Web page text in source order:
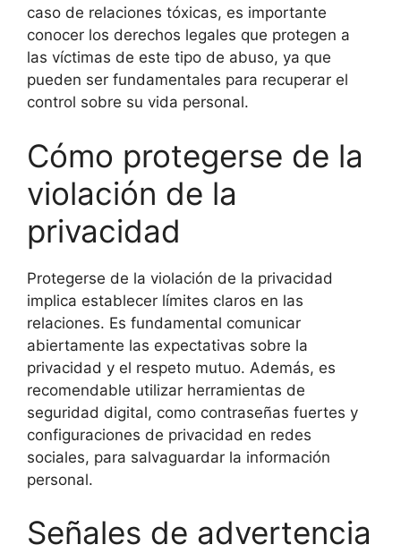
caso de relaciones tóxicas, es importante
conocer los derechos legales que protegen a
las víctimas de este tipo de abuso, ya que
pueden ser fundamentales para recuperar el
control sobre su vida personal.
Cómo protegerse de la
violación de la
privacidad
Protegerse de la violación de la privacidad
implica establecer límites claros en las
relaciones. Es fundamental comunicar
abiertamente las expectativas sobre la
privacidad y el respeto mutuo. Además, es
recomendable utilizar herramientas de
seguridad digital, como contraseñas fuertes y
configuraciones de privacidad en redes
sociales, para salvaguardar la información
personal.
Señales de advertencia